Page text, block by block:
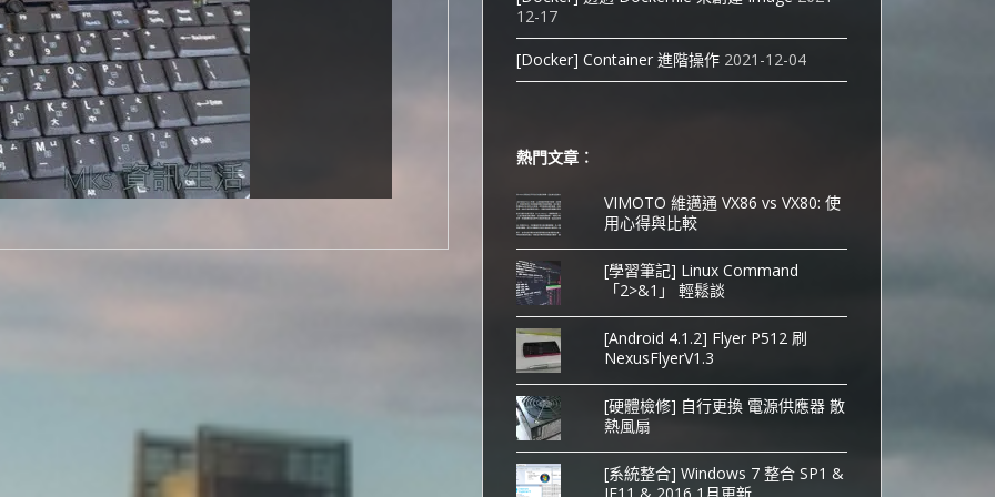
12-17
[Docker] Container 進階操作 2021-12-04
熱門文章︰
VIMOTO 維邁通 VX86 vs VX80: 使
用心得與比較
[學習筆記] Linux Command
「2>&1」 輕鬆談
[Android 4.1.2] Flyer P512 刷
NexusFlyerV1.3
[硬體檢修] 自行更換 電源供應器 散
熱風扇
[系統整合] Windows 7 整合 SP1 &